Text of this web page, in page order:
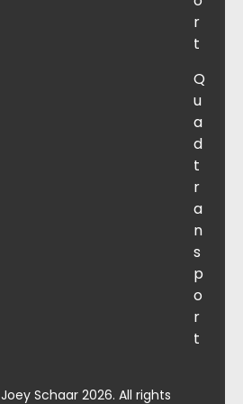
r
t
Q
u
a
d
t
r
a
n
s
p
o
r
t
Joey Schaar 2026. All rights